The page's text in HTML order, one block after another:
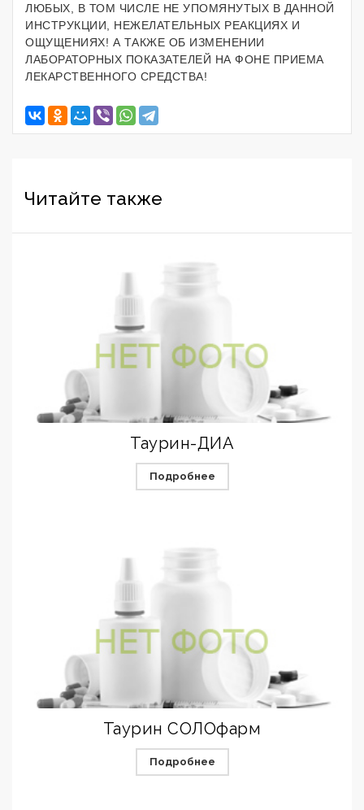
ЛЮБЫХ, В ТОМ ЧИСЛЕ НЕ УПОМЯНУТЫХ В ДАННОЙ
ИНСТРУКЦИИ, НЕЖЕЛАТЕЛЬНЫХ РЕАКЦИЯХ И
ОЩУЩЕНИЯХ! А ТАКЖЕ ОБ ИЗМЕНЕНИИ
ЛАБОРАТОРНЫХ ПОКАЗАТЕЛЕЙ НА ФОНЕ ПРИЕМА
ЛЕКАРСТВЕННОГО СРЕДСТВА!
Читайте также
Таурин-ДИА
Подробнее
Таурин СОЛОфарм
Подробнее